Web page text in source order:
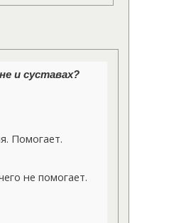
и суставах?
Помогает.
не помогает.